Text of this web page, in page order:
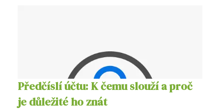
Předčíslí účtu: K čemu slouží a proč
je důležité ho znát